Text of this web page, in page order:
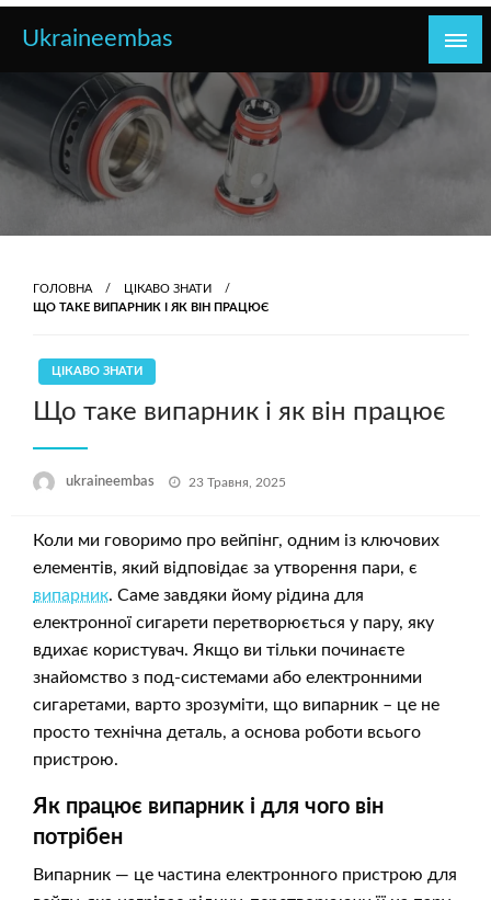
Перейти
Ukraineembas
ГОЛОВНА
ЦІКАВО ЗНАТИ
ЩО ТАКЕ ВИПАРНИК І ЯК ВІН ПРАЦЮЄ
ЦІКАВО ЗНАТИ
Що таке випарник і як він працює
ukraineembas Опубліковано
23 Травня, 2025
Коли ми говоримо про вейпінг, одним із ключових
елементів, який відповідає за утворення пари, є
випарник. Саме завдяки йому рідина для
електронної сигарети перетворюється у пару, яку
вдихає користувач. Якщо ви тільки починаєте
знайомство з под-системами або електронними
сигаретами, варто зрозуміти, що випарник – це не
просто технічна деталь, а основа роботи всього
пристрою.
Як працює випарник і для чого він
потрібен
Випарник — це частина електронного пристрою для